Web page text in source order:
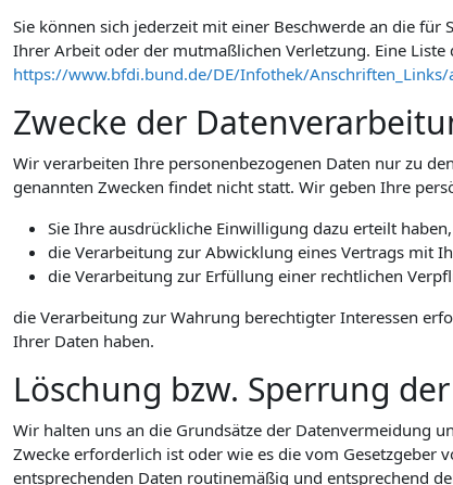
Sie können sich jederzeit mit einer Beschwerde an die
Ihrer Arbeit oder der mutmaßlichen Verletzung. Eine
https://www.bfdi.bund.de/DE/Infothek/
Zwecke der
Wir verarbeiten Ihre personenbezogenen Daten nur zu
genannten Zwecken findet nicht statt. Wir geben Ihre
Sie Ihre ausdrückliche Einwilligung dazu erteilt haben,
die Verarbeitung zur Abwicklung eines Vertrags mit
die Verarbeitung zur Erfüllung einer rechtlichen
die Verarbeitung zur Wahrung berechtigter Interessen
Ihrer Daten haben.
Löschung bzw. Sperrung
Wir halten uns an die Grundsätze der Datenvermeidung
Zwecke erforderlich ist oder wie es die vom Gesetzgeber
entsprechenden Daten routinemäßig und entsprechend